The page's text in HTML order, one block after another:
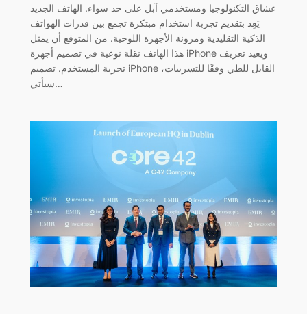
عشاق التكنولوجيا ومستخدمي آبل على حد سواء. الهاتف الجديد
يَعِد بتقديم تجربة استخدام مبتكرة تجمع بين قدرات الهواتف
الذكية التقليدية ومرونة الأجهزة اللوحية. من المتوقع أن يمثل
هذا الهاتف نقلة نوعية في تصميم أجهزة iPhone ويعيد تعريف
تجربة المستخدم. تصميم iPhone القابل للطي وفقًا للتسريبات،
سيأتي…